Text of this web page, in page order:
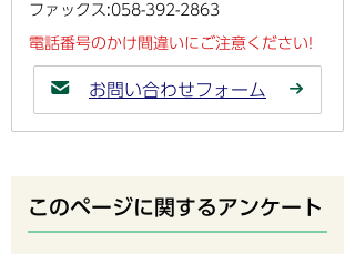
ファックス:058-392-2863
電話番号のかけ間違いにご注意ください!
お問い合わせフォーム
このページに関するアンケート